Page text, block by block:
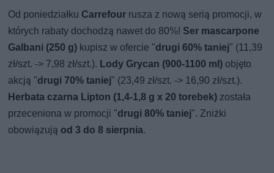
Od poniedziałku Carrefour rusza z nową serią promocji, w
których rabaty dochodzą nawet do 80%! Ser mascarpone
Galbani (250 g) kupisz w ofercie "drugi 60% taniej" (11,39
zł/szt. -> 7,98 zł/szt.). Lody Grycan (900-1100 ml) objęto
akcją "drugi 70% taniej" (23,49 zł/szt. -> 16,90 zł/szt.).
Herbata czarna Lipton (1,4-1,8 g x 20 torebek) została
przeceniona w promocji "drugi 80% taniej". Zniżki
obowiązują od 3 do 8 sierpnia.